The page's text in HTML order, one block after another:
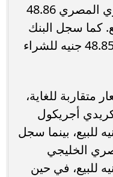
سعر الدولار في البنك المركزي المصري 48.86
جنيه للبيع. كما سجل البنك
التجاري الدولي CIB مستوى 48.85 جنيه للشراء
متقاربة للغاية،
أجريكول
جنيه للشراء و48.93 جنيه للبيع، بينما سجل
الخليجي
جنيه للشراء و49.02 جنيه للبيع، في حين